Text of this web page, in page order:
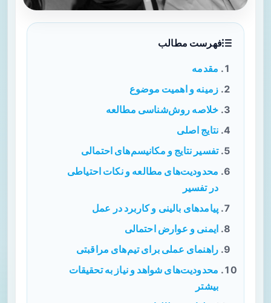
فهرست مطالب
مقدمه
زمینه و اهمیت موضوع
خلاصه روش‌شناسی مطالعه
نتایج اصلی
تفسیر نتایج و مکانیسم‌های احتمالی
محدودیت‌های مطالعه و نکات احتیاطی
در تفسیر
پیامدهای بالینی و کاربرد در عمل
ایمنی و عوارض احتمالی
راهنمای عملی برای تیم‌های مراقبتی
محدودیت‌های شواهد و نیاز به تحقیقات
بیشتر